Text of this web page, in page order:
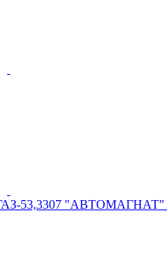
ГАЗ-53,3307 "АВТОМАГНАТ"